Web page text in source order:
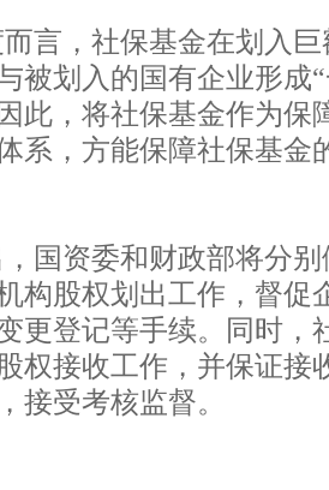
而言，社保基金在划入
被划入的国有企业形成
此，将社保基金作为保
系，方能保障社保基金
国资委和财政部将分
构股权划出工作，督促
更登记等手续。同时，
权接收工作，并保证接
接受考核监督。